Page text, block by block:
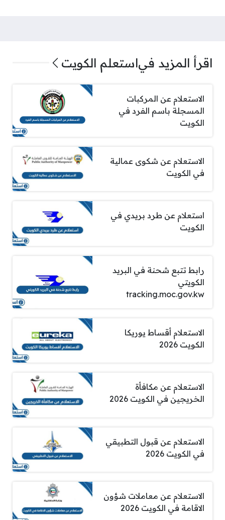
اقرأ المزيد فياستعلم الكويت
الاستعلام عن المركبات
المسجلة باسم الفرد في
الكويت
الاستعلام عن شكوى عمالية
في الكويت
استعلام عن طرد بريدي في
الكويت
رابط تتبع شحنة في البريد
الكويتي
tracking.moc.gov.kw
الاستعلام أقساط يوريكا
الكويت 2026
الاستعلام عن مكافأة
الخريجين في الكويت 2026
الاستعلام عن قبول التطبيقي
في الكويت 2026
الاستعلام عن معاملات شؤون
الاقامة في الكويت 2026